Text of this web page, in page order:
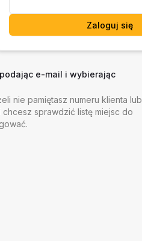
Zaloguj się
e-mail i wybierając
nie pamiętasz numeru klienta lub
sprawdzić listę miejsc do